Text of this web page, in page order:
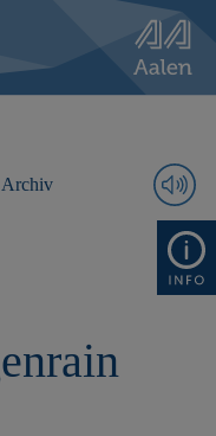
Archiv